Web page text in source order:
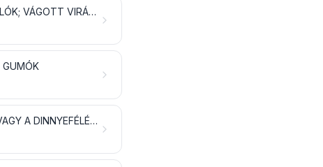
ÉLŐ FÁK ÉS MÁS NÖVÉNYEK; HAGYMÁK, GUMÓK, GYÖKEREK ÉS HASONLÓK; VÁGOTT VIRÁGOK ÉS DÍSZÍTŐLOMBOZAT
GUMÓK
ÉLELMEZÉSI CÉLRA ALKALMAS GYÜMÖLCS ÉS DIÓFÉLÉK; CITRUSFÉLÉK VAGY A DINNYEFÉLÉK HÉJA